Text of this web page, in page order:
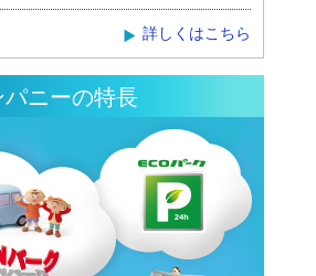
詳しくはこちら
ニーの特長